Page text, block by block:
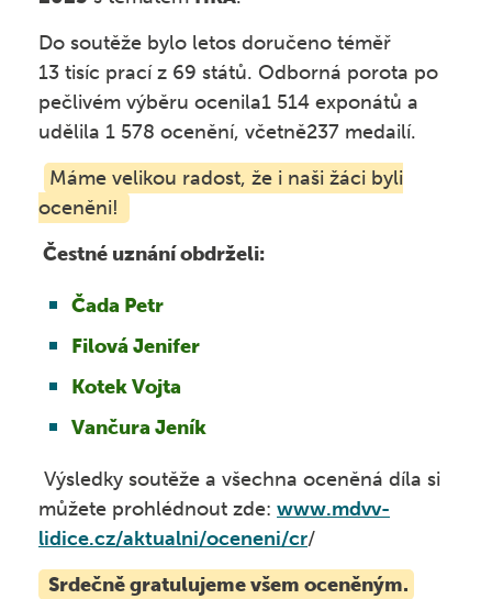
Školská rada
Veřejné zakázky
Nabídka práce
Bezpečně na internetu
EVVO
Školní projekty
Škola v přírodě
Kroužky
Fotogalerie ZŠ
Školní poradenské pracoviště
Akce jiných organizací
Kontakt
Omlouvání žáků
Škola online
Outlook
Do soutěže bylo letos doručeno téměř
13 tisíc prací z 69 států. Odborná porota po
pečlivém výběru ocenila1 514 exponátů a
udělila 1 578 ocenění, včetně237 medailí.
Máme velikou radost, že i naši žáci byli
oceněni!
Čestné uznání obdrželi:
Čada Petr
Filová Jenifer
Kotek Vojta
Vančura Jeník
Výsledky soutěže a všechna oceněná díla si
můžete prohlédnout zde: www.mdvv-
lidice.cz/aktualni/oceneni/cr/
Srdečně gratulujeme všem oceněným.